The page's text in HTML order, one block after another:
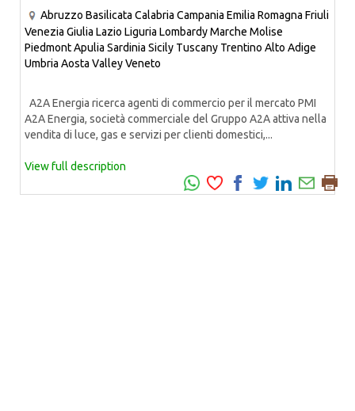
Abruzzo Basilicata Calabria Campania Emilia Romagna Friuli
Venezia Giulia Lazio Liguria LombardyMarche Molise
PiedmontApulia Sardinia Sicily Tuscany Trentino Alto Adige
Umbria Aosta ValleyVeneto
A2A Energia ricerca agenti di commercio per il mercato PMI
A2A Energia, società commerciale del Gruppo A2A attiva nella
vendita di luce, gas e servizi per clienti domestici,...
View full description